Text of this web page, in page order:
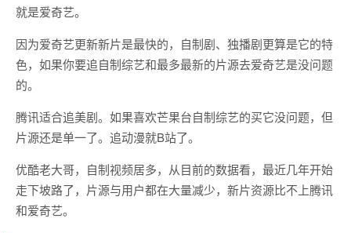
就是爱奇艺。
因为爱奇艺更新新片是最快的，自制剧、独播剧更算是它的特
色，如果你要追自制综艺和最多最新的片源去爱奇艺是没问题
的。
腾讯适合追美剧。如果喜欢芒果台自制综艺的买它没问题，但
片源还是单一了。追动漫就B站了。
优酷老大哥，自制视频居多，从目前的数据看，最近几年开始
走下坡路了，片源与用户都在大量减少，新片资源比不上腾讯
和爱奇艺。